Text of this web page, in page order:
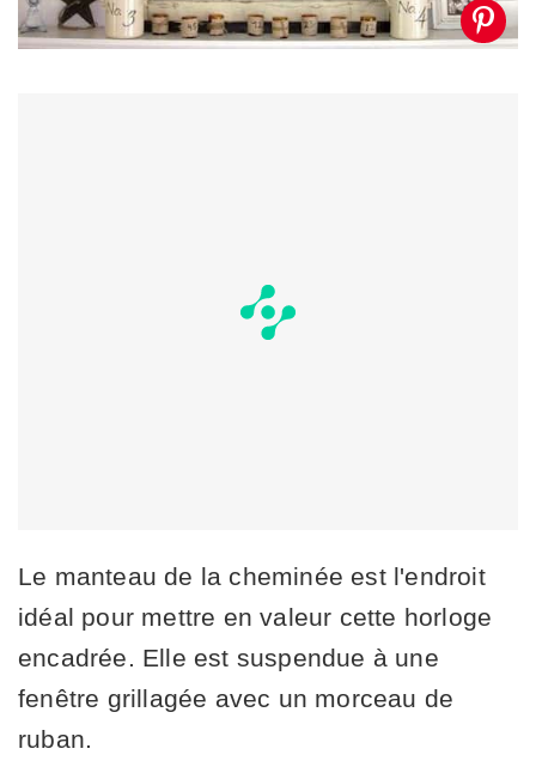
Le manteau de la cheminée est l'endroit
idéal pour mettre en valeur cette horloge
encadrée. Elle est suspendue à une
fenêtre grillagée avec un morceau de
ruban.